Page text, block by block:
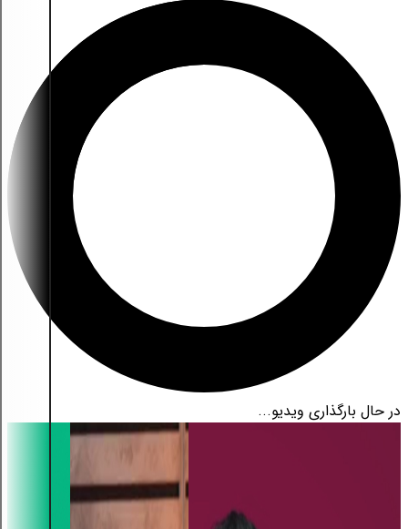
در حال بارگذاری ویدیو...